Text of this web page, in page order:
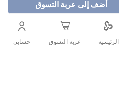
أضف إلى عربة التسوق
الرئيسية عربة التسوق حسابى